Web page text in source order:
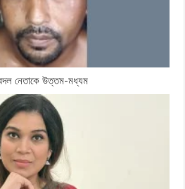
নেতাকে উত্তম-মধ্যম